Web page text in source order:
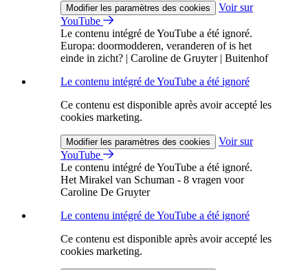
Modifier les paramètres des cookies
Voir sur
YouTube
Le contenu intégré de YouTube a été ignoré.
Europa: doormodderen, veranderen of is het
einde in zicht? | Caroline de Gruyter | Buitenhof
Le contenu intégré de YouTube a été ignoré
Ce contenu est disponible après avoir accepté les
cookies marketing.
Modifier les paramètres des cookies
Voir sur
YouTube
Le contenu intégré de YouTube a été ignoré.
Het Mirakel van Schuman - 8 vragen voor
Caroline De Gruyter
Le contenu intégré de YouTube a été ignoré
Ce contenu est disponible après avoir accepté les
cookies marketing.